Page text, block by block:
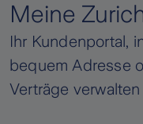
Meine
Ihr Kundenportal,
bequem Adresse
Verträge